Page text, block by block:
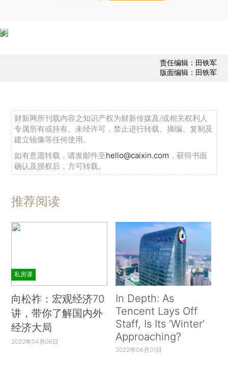
责任编辑：田铁军
版面编辑：田铁军
财新网所刊载内容之知识产权为财新传媒及/或相关权利人
专属所有或持有。未经许可，禁止进行转载、摘编、复制及
建立镜像等任何使用。
如有意愿转载，请发邮件至hello@caixin.com ，获得书面
确认及授权后，方可转载。
推荐阅读
私房课
向松祚：宏观经济70
讲，带你了解国内外
经济大局
2022年04月06日
In Depth: As
Tencent Lays Off
Staff, Is Its ‘Winter’
Approaching?
2022年04月01日